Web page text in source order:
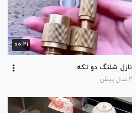
۰۰:۲۱
نازل شلنگ دو تکه
۲ سال پیش